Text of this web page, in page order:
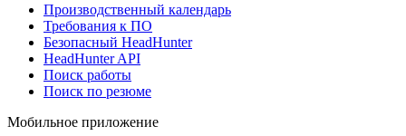
Производственный календарь
Требования к ПО
Безопасный HeadHunter
HeadHunter API
Поиск работы
Поиск по резюме
Мобильное приложение